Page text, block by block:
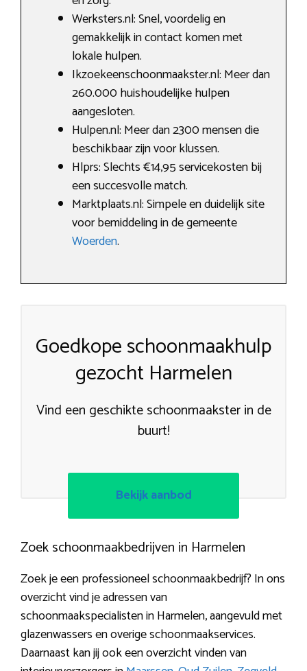
Werksters.nl: Snel, voordelig en
gemakkelijk in contact komen met
lokale hulpen.
Ikzoekeenschoonmaakster.nl: Meer dan
260.000 huishoudelijke hulpen
aangesloten.
Hulpen.nl: Meer dan 2300 mensen die
beschikbaar zijn voor klussen.
Hlprs: Slechts €14,95 servicekosten bij
een succesvolle match.
Marktplaats.nl: Simpele en duidelijk site
voor bemiddeling in de gemeente
Woerden.
Goedkope schoonmaakhulp
gezocht Harmelen
Vind een geschikte schoonmaakster in de
buurt!
Bekijk aanbod
Zoek schoonmaakbedrijven in Harmelen
Zoek je een professioneel schoonmaakbedrijf? In ons
overzicht vind je adressen van
schoonmaakspecialisten in Harmelen, aangevuld met
glazenwassers en overige schoonmaakservices.
Daarnaast kan jij ook een overzicht vinden van